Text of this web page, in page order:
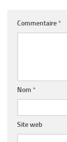
Commentaire*
Nom *
Site web